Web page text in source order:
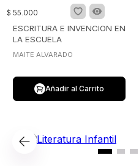
$ 55.000
ESCRITURA E INVENCION EN
LA ESCUELA
MAITE ALVARADO
Añadir al Carrito